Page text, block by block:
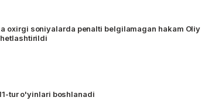
oxirgi soniyalarda penalti belgilamagan hakam Oliy
tur o'yinlari boshlanadi